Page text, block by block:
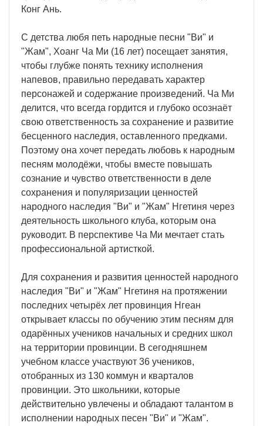
Конг Ань.
С детства любя петь народные песни "Ви" и
"Жам", Хоанг Ча Ми (16 лет) посещает занятия,
чтобы глубже понять технику исполнения
напевов, правильно передавать характер
персонажей и содержание произведений. Ча Ми
делится, что всегда гордится и глубоко осознаёт
свою ответственность за сохранение и развитие
бесценного наследия, оставленного предками.
Поэтому она хочет передать любовь к народным
песням молодёжи, чтобы вместе повышать
сознание и чувство ответственности в деле
сохранения и популяризации ценностей
народного наследия "Ви" и "Жам" Нгетиня через
деятельность школьного клуба, которым она
руководит. В перспективе Ча Ми мечтает стать
профессиональной артисткой.
Для сохранения и развития ценностей народного
наследия "Ви" и "Жам" Нгетиня на протяжении
последних четырёх лет провинция Нгеан
открывает классы по обучению этим песням для
одарённых учеников начальных и средних школ
на территории провинции. В сегодняшнем
учебном классе участвуют 36 учеников,
отобранных из 130 коммун и кварталов
провинции. Это школьники, которые
действительно увлечены и обладают талантом в
исполнении народных песен "Ви" и "Жам".